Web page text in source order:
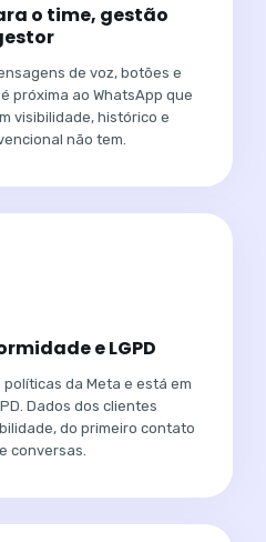
o time, gestão
de voz, botões e
próxima ao WhatsApp que
visibilidade, histórico e
não tem.
e LGPD
da Meta e está em
Dados dos clientes
do primeiro contato
conversas.